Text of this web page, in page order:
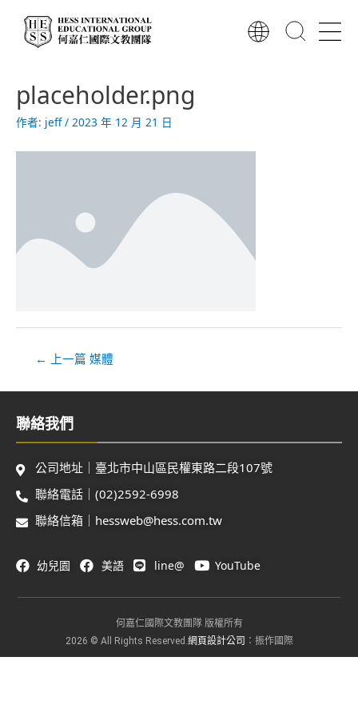
placeholder.png
作者: jeff/ 2023 年 12 月 21 日
章
導
覽
← 上一篇 媒體
聯絡我們
公司地址｜臺北市中山區民權東路二段107號
聯絡電話｜(02)2592-6998
聯絡信箱｜hessweb@hess.com.tw
幼兒園 美語 line@ YouTube
何嘉仁國際文教團隊 版權所有
2026 © All Rights Reserved. 網頁設計公司 ：振作國際